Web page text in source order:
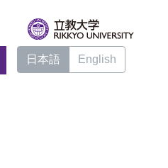
日本語 English